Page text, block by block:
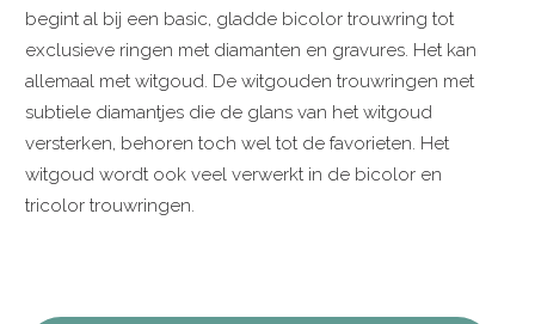
begint al bij een basic, gladde bicolor trouwring tot
exclusieve ringen met diamanten en gravures. Het kan
allemaal met witgoud. De witgouden trouwringen met
subtiele diamantjes die de glans van het witgoud
versterken, behoren toch wel tot de favorieten. Het
witgoud wordt ook veel verwerkt in de bicolor en
tricolor trouwringen.